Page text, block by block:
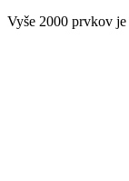
Vyše 2000 prvkov je